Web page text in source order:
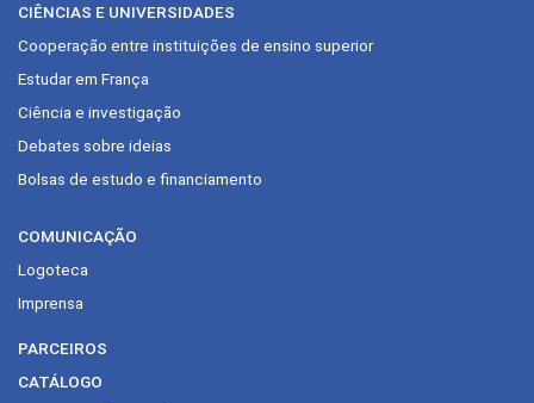
CIÊNCIAS E UNIVERSIDADES
Cooperação entre instituições de ensino superior
Estudar em França
Ciência e investigação
Debates sobre ideias
Bolsas de estudo e financiamento
COMUNICAÇÃO
Logoteca
Imprensa
PARCEIROS
CATÁLOGO